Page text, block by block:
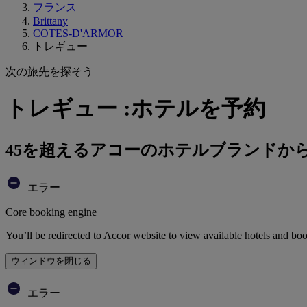
フランス
Brittany
COTES-D'ARMOR
トレギュー
次の旅先を探そう
トレギュー :ホテルを予約
45を超えるアコーのホテルブランドか
エラー
Core booking engine
You’ll be redirected to Accor website to view available hotels and
ウィンドウを閉じる
エラー